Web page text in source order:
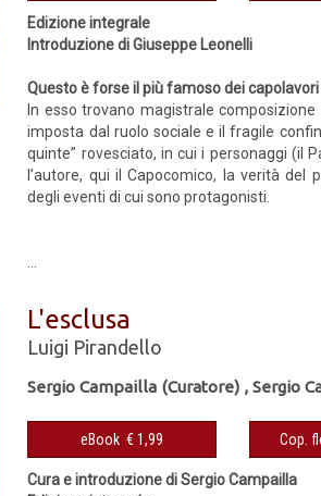
Edizione integrale
Introduzione di Giuseppe Leonelli
Questo è forse il più famoso dei
In esso trovano magistrale
imposta dal ruolo sociale e il fragile
quinte” rovesciato, in cui i personaggi (il
l’autore, qui il Capocomico, la verità del
degli eventi di cui sono protagonisti.
L'esclusa
Luigi Pirandello
Sergio Campailla (Curatore) ,Sergio
eBook € 1,99
Cura e introduzione di Sergio Campailla